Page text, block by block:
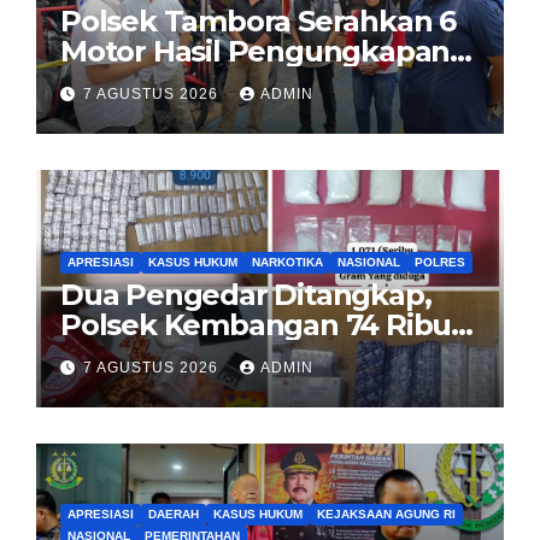
Polsek Tambora Serahkan 6
Motor Hasil Pengungkapan
Kasus Curanmor Kepada
Pemilik Yang sah
7 AGUSTUS 2026 ADMIN
APRESIASI KASUS HUKUM NARKOTIKA NASIONAL POLRES
Dua Pengedar Ditangkap,
Polsek Kembangan 74 Ribu
Obat Keras, Sabu Hingga
Puluhan Vape Etomidate
Diamankan
7 AGUSTUS 2026 ADMIN
APRESIASI DAERAH KASUS HUKUM
KEJAKSAAN AGUNG RI
NASIONAL
PEMERINTAHAN